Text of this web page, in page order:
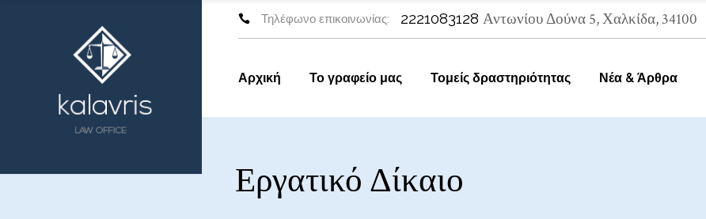
Τηλέφωνο επικοινωνίας: 2221083128 Αντωνίου Δούνα 5, Χαλκίδα, 34100
Αρχική Το γραφείο μας Τομείς δραστηριότητας Νέα & Άρθρα
Εργατικό Δίκαιο